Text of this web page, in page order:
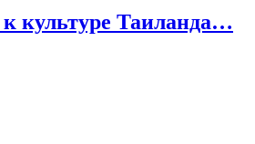
культуре Таиланда…